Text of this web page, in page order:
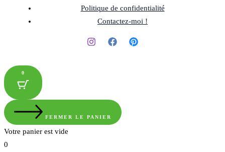
Politique de confidentialité
Contactez-moi !
0
FERMER LE PANIER
Votre panier est vide
0